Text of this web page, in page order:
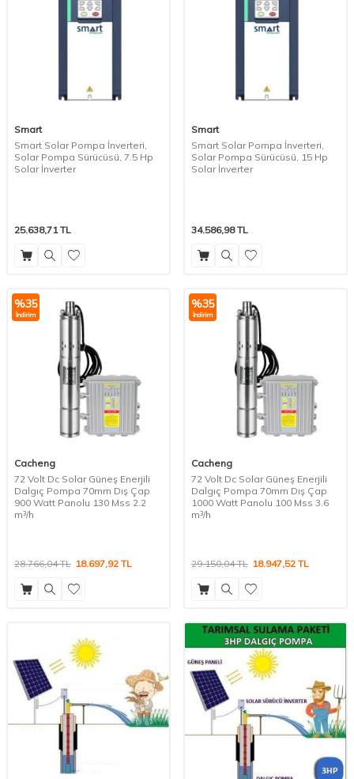
Smart
Smart Solar Pompa İnverteri,
Solar Pompa Sürücüsü, 7.5 Hp
Solar İnverter
25.638,71TL
Smart
Smart Solar Pompa İnverteri,
Solar Pompa Sürücüsü, 15 Hp
Solar İnverter
34.586,98TL
%35
İndirim
Cacheng
72 Volt Dc Solar Güneş Enerjili
Dalgıç Pompa 70mm Dış Çap
900 Watt Panolu 130 Mss 2.2
m³/h
28.766,04TL 18.697,92 TL
%35
İndirim
Cacheng
72 Volt Dc Solar Güneş Enerjili
Dalgıç Pompa 70mm Dış Çap
1000 Watt Panolu 100 Mss 3.6
m³/h
29.150,04TL 18.947,52 TL